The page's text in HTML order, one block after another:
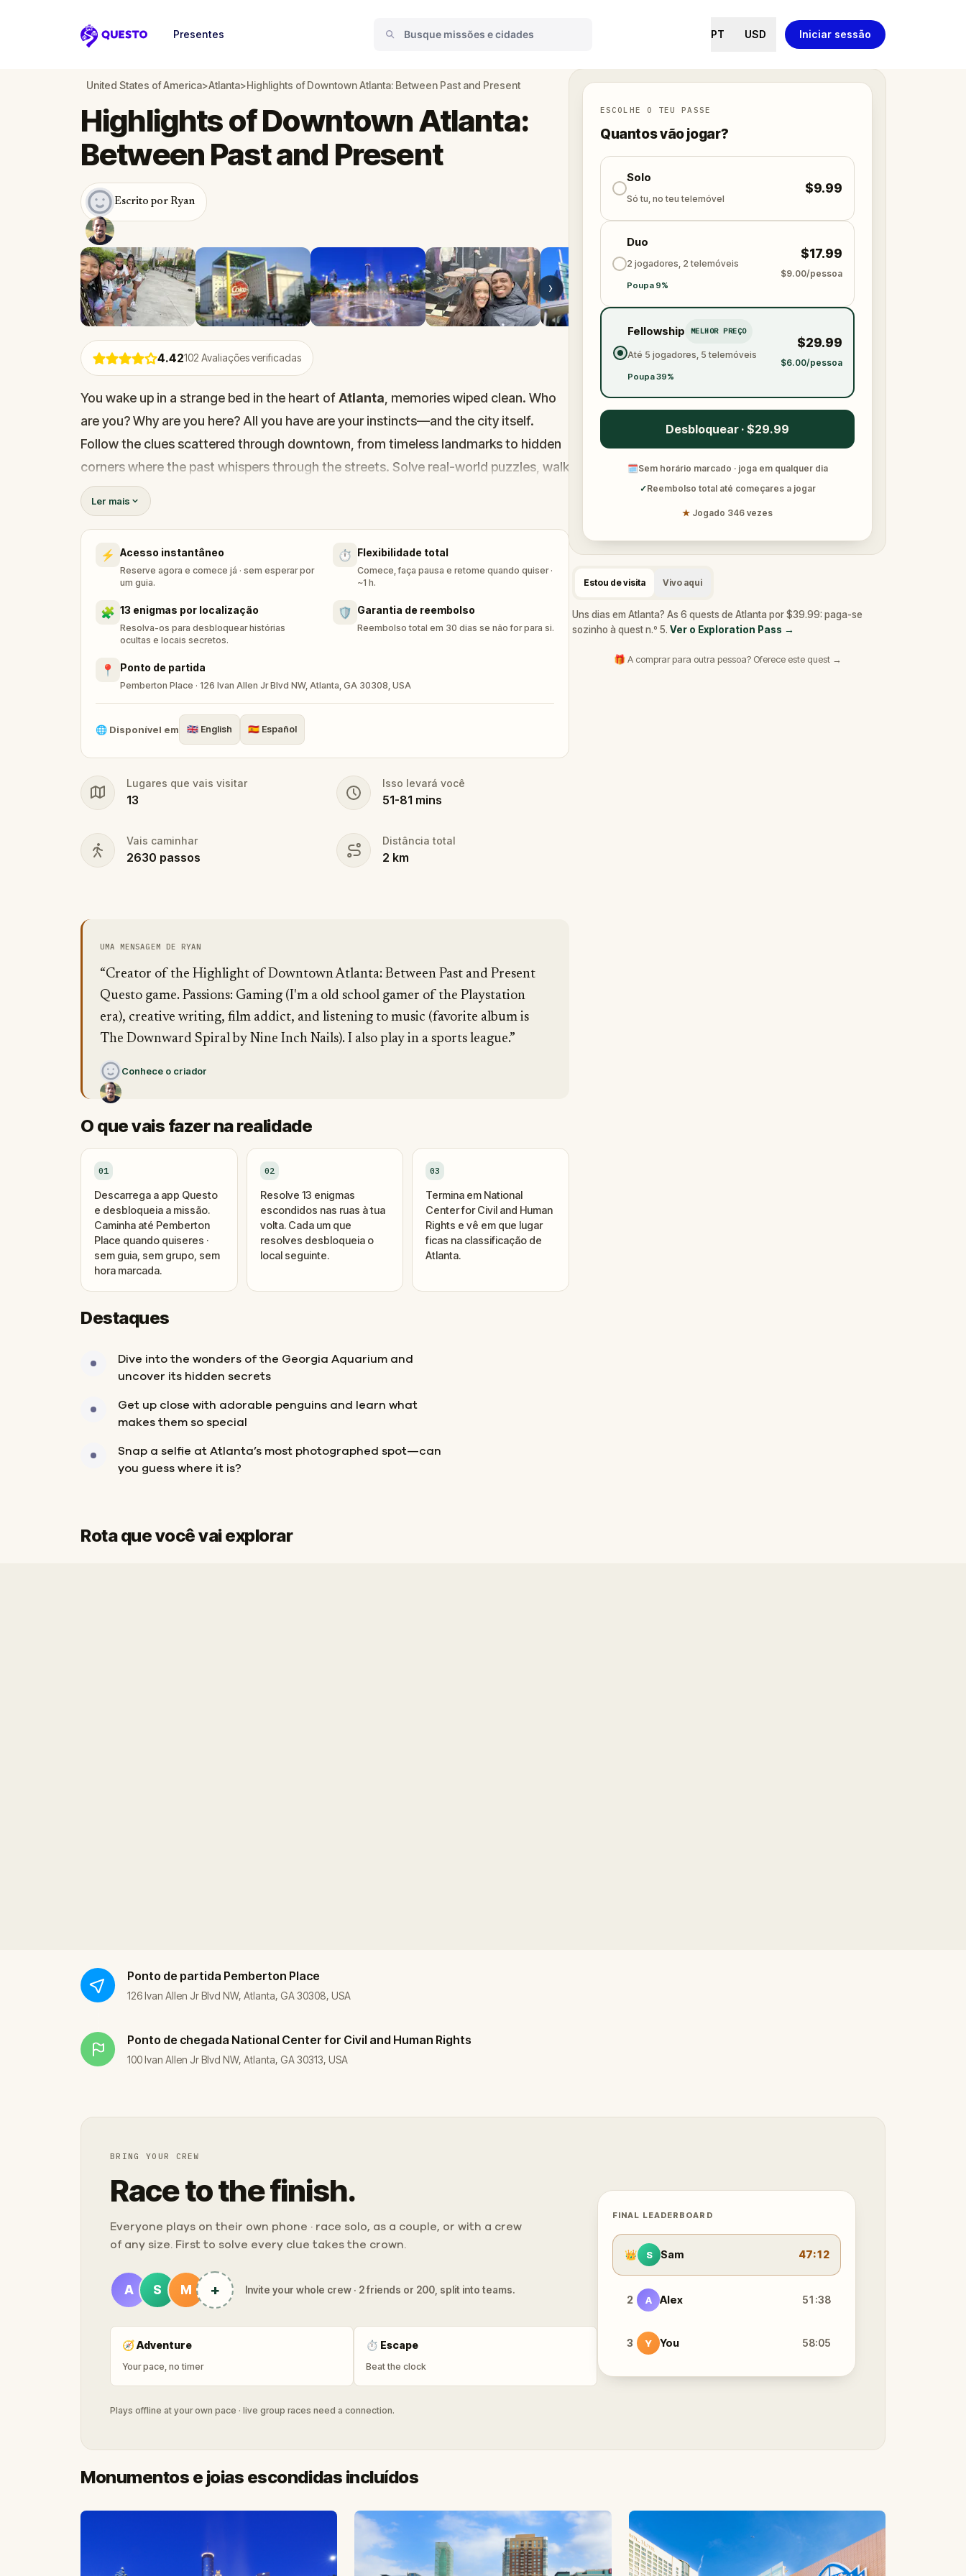
Questo
Presentes PT USD Iniciar sessão
United States of America>Atlanta>Highlights of Downtown Atlanta: Between Past and Present
›
4.42102 Avaliações verificadas
Highlights of Downtown Atlanta:
Between Past and Present
Escrito por Ryan
You wake up in a strange bed in the heart ofAtlanta , memories wiped clean. Who
are you? Why are you here? All you have are your instincts—and the city itself.
Follow the clues scattered through downtown, from timeless landmarks to hidden
corners where the past whispers through the streets. Solve real-world puzzles, walk
your way back to identity, and uncover a story buried between skyscrapers and
history. This mystery isn't just about you—it's a journey best shared.
Bring a friend, a partner, or your family, and together, reconnect with the world,
each other, and the story waiting to be found. Ready to remember who you are?
Ler mais
⚡ Acesso instantâneo
Reserve agora e comece já · sem esperar por
um guia.
⏱️ Flexibilidade total
Comece, faça pausa e retome quando quiser ·
~1 h.
🧩 13 enigmas por localização
Resolva-os para desbloquear histórias
ocultas e locais secretos.
🛡️ Garantia de reembolso
Reembolso total em 30 dias se não for para si.
📍 Ponto de partida
Pemberton Place · 126 Ivan Allen Jr Blvd NW, Atlanta, GA 30308, USA
🌐 Disponível em 🇬🇧 English 🇪🇸 Español
Lugares que vais visitar
13
Isso levará você
51-81 mins
Vais caminhar
2630 passos
Distância total
2 km
UMA MENSAGEM DE RYAN
“Creator of the Highlight of Downtown Atlanta: Between Past and Present
Questo game. Passions: Gaming (I'm a old school gamer of the Playstation
era), creative writing, film addict, and listening to music (favorite album is
The Downward Spiral by Nine Inch Nails). I also play in a sports league.”
Conhece o criador
O que vais fazer na realidade
01
Descarrega a app Questo
e desbloqueia a missão.
Caminha até Pemberton
Place quando quiseres ·
sem guia, sem grupo, sem
hora marcada.
02
Resolve 13 enigmas
escondidos nas ruas à tua
volta. Cada um que
resolves desbloqueia o
local seguinte.
03
Termina em National
Center for Civil and Human
Rights e vê em que lugar
ficas na classificação de
Atlanta.
Destaques
Dive into the wonders of the Georgia Aquarium and
uncover its hidden secrets
Get up close with adorable penguins and learn what
makes them so special
Snap a selfie at Atlanta’s most photographed spot—can
you guess where it is?
ESCOLHE O TEU PASSE
Quantos vão jogar?
Solo
Só tu, no teu telemóvel
$9.99
Duo
2 jogadores, 2 telemóveis
Poupa 9%
$17.99
$9.00/pessoa
Fellowship MELHOR PREÇO
Até 5 jogadores, 5 telemóveis
Poupa 39%
$29.99
$6.00/pessoa
Desbloquear · $29.99
🗓Sem horário marcado · joga em qualquer dia
✓Reembolso total até começares a jogar
★ Jogado 346 vezes
Estou de visita Vivo aqui
Uns dias em Atlanta? As 6 quests de Atlanta por $39.99: paga-se
sozinho à quest n.º 5. Ver o Exploration Pass →
🎁 A comprar para outra pessoa? Oferece este quest →
Rota que você vai explorar
Ponto de partida Pemberton Place
126 Ivan Allen Jr Blvd NW, Atlanta, GA 30308, USA
Ponto de chegada National Center for Civil and Human Rights
100 Ivan Allen Jr Blvd NW, Atlanta, GA 30313, USA
BRING YOUR CREW
Race to the finish.
Everyone plays on their own phone · race solo, as a couple, or with a crew
of any size. First to solve every clue takes the crown.
A S M + Invite your whole crew · 2 friends or 200, split into teams.
🧭Adventure
Your pace, no timer
⏱ Escape
Beat the clock
Plays offline at your own pace · live group races need a connection.
FINAL LEADERBOARD
👑 S Sam 47:12
2 A Alex 51:38
3 Y You 58:05
Monumentos e joias escondidas incluídos